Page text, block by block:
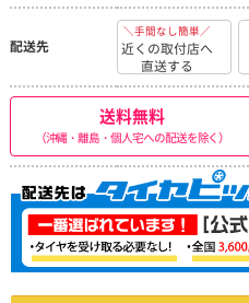
配送先
＼手間なし簡単／
近くの取付店へ
直送する
送料無料
（沖縄・離島・個人宅への配送を除く）